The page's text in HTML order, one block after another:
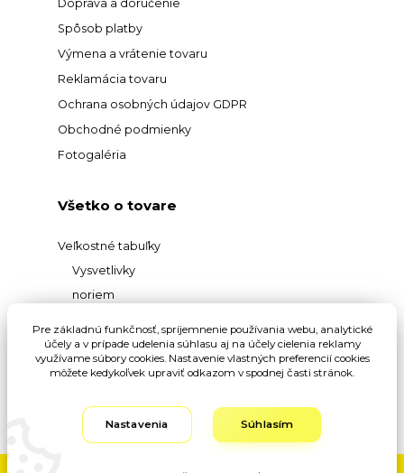
Doprava a doručenie
Spôsob platby
Výmena a vrátenie tovaru
Reklamácia tovaru
Ochrana osobných údajov GDPR
Obchodné podmienky
Fotogaléria
Všetko o tovare
Veľkostné tabuľky
Vysvetlivky
noriem
materiálov
Vysvetlivky pojmov
Pre základnú funkčnosť, spríjemnenie používania webu, analytické
účely a v prípade udelenia súhlasu aj na účely cielenia reklamy
využívame súbory cookies. Nastavenie vlastných preferencií cookies
môžete kedykoľvek upraviť odkazom v spodnej časti stránok.
Nastavenia Súhlasím